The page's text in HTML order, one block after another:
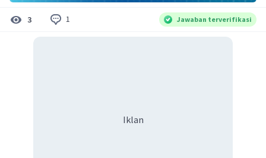
3 1 Jawaban terverifikasi
Iklan